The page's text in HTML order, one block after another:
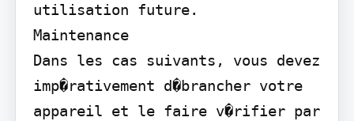
utilisation future.
Maintenance
Dans les cas suivants, vous devez
imp�rativement d�brancher votre
appareil et le faire v�rifier par